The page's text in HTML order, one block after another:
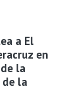
a El
en
la
la